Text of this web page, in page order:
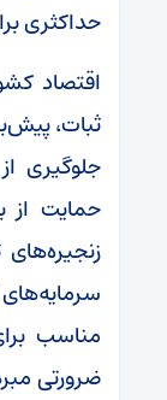
حداکثری
اقتصاد
ثبات،
جلوگیری
حمایت از
مناسب
ضرورتی